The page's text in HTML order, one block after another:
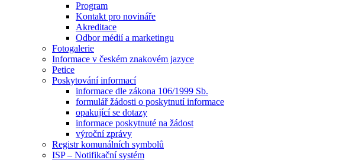
Program
Kontakt pro novináře
Akreditace
Odbor médií a marketingu
Fotogalerie
Informace v českém znakovém jazyce
Petice
Poskytování informací
informace dle zákona 106/1999 Sb.
formulář žádosti o poskytnutí informace
opakující se dotazy
informace poskytnuté na žádost
výroční zprávy
Registr komunálních symbolů
ISP – Notifikační systém